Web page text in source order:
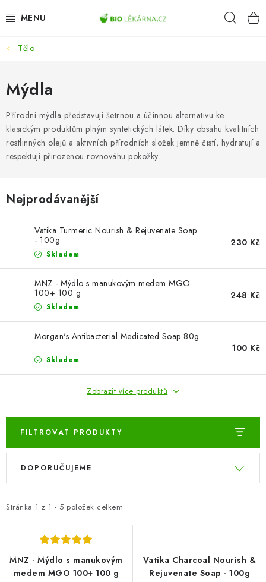
na
AKCE
DOPLŇKY STRAVY
PŘÍRODNÍ KOSMETIKA
SPORT
PŘÍSTROJE
ZDRAVOTNÍ OKRUHY
ZNAČKY
Odborný garant MUDr. Monika Klaudysová
Jak nakupovat
GDPR
Obchodní podmínky Kontakty
Slovník pojmů
Moje objednávka
Mapa serveru
Tělo
Mýdla
Přírodní mýdla představují šetrnou a účinnou alternativu ke
klasickým produktům plným syntetických látek. Díky obsahu kvalitních
rostlinných olejů a aktivních přírodních složek jemně čistí, hydratují a
respektují přirozenou rovnováhu pokožky.
Nejprodávanější
Vatika Turmeric Nourish & Rejuvenate Soap
- 100g
Skladem
230 Kč
MNZ - Mýdlo s manukovým medem MGO
100+ 100 g
Skladem
248 Kč
Morgan's Antibacterial Medicated Soap 80g
Skladem
100 Kč
Zobrazit více produktů
FILTROVAT PRODUKTY
V
i
r
Stránka 1 z 1 - 5 položek celkem
Ř
e
p
DOPORUČUJEME
MNZ - Mýdlo s manukovým
medem MGO 100+ 100 g
Vatika Charcoal Nourish &
Rejuvenate Soap - 100g